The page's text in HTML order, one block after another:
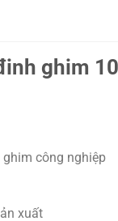
ghim
công nghiệp
xuất